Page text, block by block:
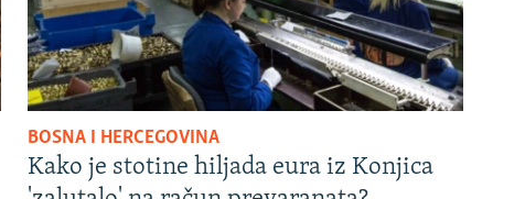
BOSNA I HERCEGOVINA
Kako je stotine hiljada eura iz Konjica